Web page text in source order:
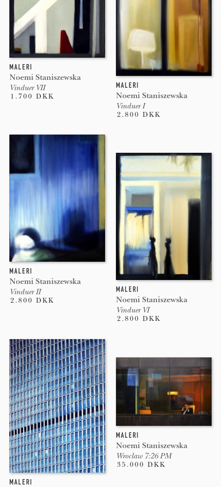
MALERI
Noemi Staniszewska
Vinduer I
2.800 DKK
MALERI
Noemi Staniszewska
Vinduer VII
1.700 DKK
MALERI
Noemi Staniszewska
Vinduer II
2.800 DKK
MALERI
Noemi Staniszewska
Vinduer VI
2.800 DKK
MALERI
MALERI
Noemi Staniszewska
Wroclaw 7:26 PM
35.000 DKK